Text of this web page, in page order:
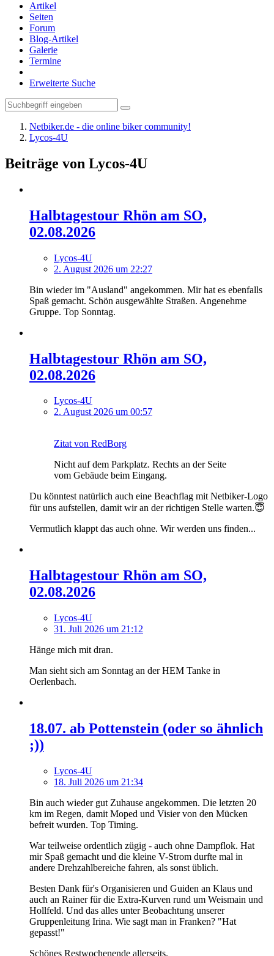
Artikel
Seiten
Forum
Blog-Artikel
Galerie
Termine
Erweiterte Suche
Netbiker.de - die online biker community!
Lycos-4U
Beiträge von Lycos-4U
Halbtagestour Rhön am SO,
02.08.2026
Lycos-4U
2. August 2026 um 22:27
Bin wieder im "Ausland" angekommen. Mir hat es ebenfalls
Spaß gemacht. Schön ausgewählte Straßen. Angenehme
Gruppe. Top Sonntag.
Halbtagestour Rhön am SO,
02.08.2026
Lycos-4U
2. August 2026 um 00:57
Zitat von RedBorg
Nicht auf dem Parkplatz. Rechts an der Seite
vom Gebäude beim Eingang.
Du könntest natürlich auch eine Beachflag mit Netbiker-Logo
für uns aufstellen, damit wir an der richtigen Stelle warten.😇
Vermutlich klappt das auch ohne. Wir werden uns finden...
Halbtagestour Rhön am SO,
02.08.2026
Lycos-4U
31. Juli 2026 um 21:12
Hänge mich mit dran.
Man sieht sich am Sonntag an der HEM Tanke in
Oerlenbach.
18.07. ab Pottenstein (oder so ähnlich
;))
Lycos-4U
18. Juli 2026 um 21:34
Bin auch wieder gut Zuhause angekommen. Die letzten 20
km im Regen, damit Moped und Visier von den Mücken
befreit wurden. Top Timing.
War teilweise ordentlich zügig - auch ohne Dampflok. Hat
mir Spaß gemacht und die kleine V-Strom durfte mal in
andere Drehzahlbereiche fahren, als sonst üblich.
Besten Dank für's Organisieren und Guiden an Klaus und
auch an Rainer für die Extra-Kurven rund um Weismain und
Hollfeld. Und das alles unter Beobachtung unserer
Gruppenleitung Irina. Wie sagt man in Franken? "Hat
gepasst!"
Schönes Restwochenende allerseits.